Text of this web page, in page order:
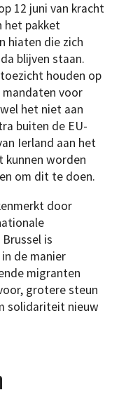
12 juni van kracht
het pakket
hiaten die zich
blijven staan.
houden op
voor
het niet aan
buiten de EU-
Ierland aan het
kunnen worden
om dit te doen.
door
is
de manier
migranten
grotere steun
solidariteit nieuw